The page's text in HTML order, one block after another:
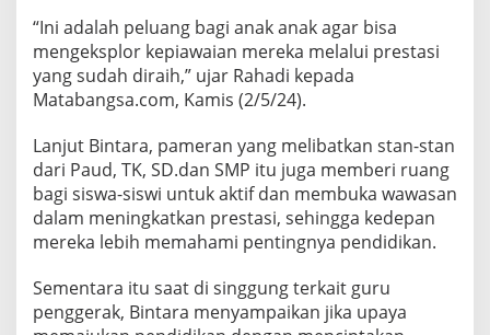
n
d
a
n
T
s
y
a
k
u
r
n
“Ini adalah peluang bagi anak anak agar bisa
mengeksplor kepiawaian mereka melalui prestasi
yang sudah diraih,” ujar Rahadi kepada
Matabangsa.com, Kamis (2/5/24).
Lanjut Bintara, pameran yang melibatkan stan-stan
dari Paud, TK, SD.dan SMP itu juga memberi ruang
bagi siswa-siswi untuk aktif dan membuka wawasan
dalam meningkatkan prestasi, sehingga kedepan
mereka lebih memahami pentingnya pendidikan.
Sementara itu saat di singgung terkait guru
penggerak, Bintara menyampaikan jika upaya